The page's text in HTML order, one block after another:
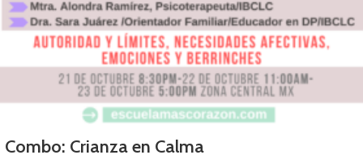
Combo: Crianza en Calma